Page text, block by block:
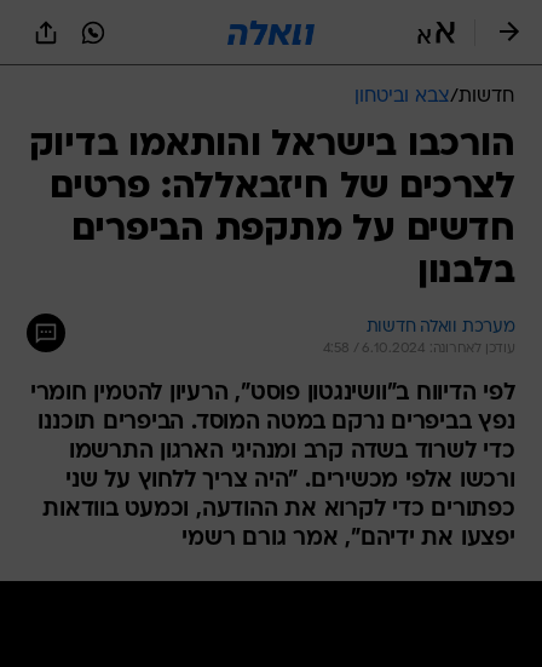
חדשות/צבא וביטחון
הורכבו בישראל והותאמו בדיוק
לצרכים של חיזבאללה: פרטים
חדשים על מתקפת הביפרים
בלבנון
מערכת וואלה חדשות
עודכן לאחרונה: 6.10.2024 / 4:58
לפי הדיווח ב"וושינגטון פוסט", הרעיון להטמין חומרי
נפץ בביפרים נרקם במטה המוסד. הביפרים תוכננו
כדי לשרוד בשדה קרב ומנהיגי הארגון התרשמו
ורכשו אלפי מכשירים. "היה צריך ללחוץ על שני
כפתורים כדי לקרוא את ההודעה, וכמעט בוודאות
יפצעו את ידיהם", אמר גורם רשמי